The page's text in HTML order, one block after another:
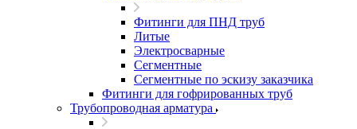
Фитинги для ПНД труб
Литые
Электросварные
Сегментные
Сегментные по эскизу заказчика
Фитинги для гофрированных труб
Трубопроводная арматура